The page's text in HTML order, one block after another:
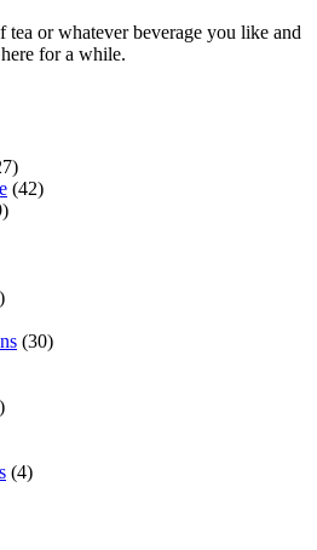
tea or whatever beverage you like and
for a while.
(42)
(30)
(4)